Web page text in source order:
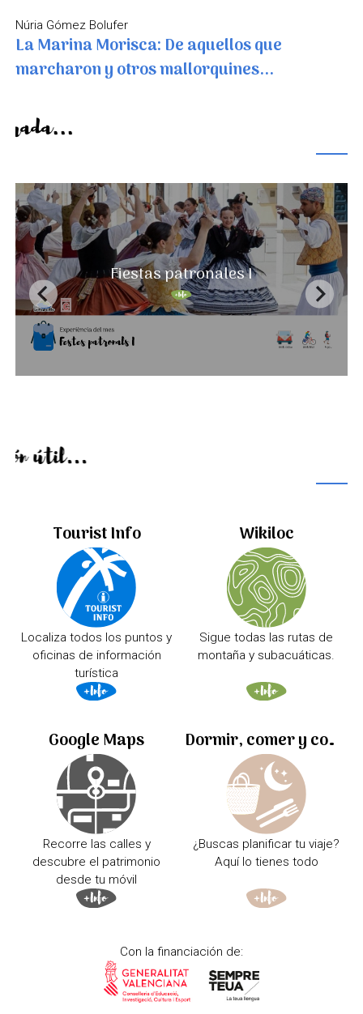
Núria Gómez Bolufer
La Marina Morisca: De aquellos que
marcharon y otros mallorquines...
De temporada...
La Vall de Pop, el valle de los
sentidos
Información útil...
Tourist Info
Localiza todos los puntos y
oficinas de información
turística
Wikiloc
Sigue todas las rutas de
montaña y subacuáticas.
Google Maps
Recorre las calles y
descubre el patrimonio
desde tu móvil
Dormir, comer y comprar
¿Buscas planificar tu viaje?
Aquí lo tienes todo
Con la financiación de: